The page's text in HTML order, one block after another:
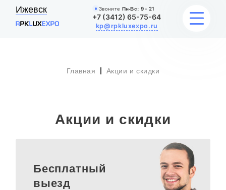
Ижевск Звоните Пн-Вс: 9 - 21
+7 (3412) 65-75-64
kp@rpkluxexpo.ru
О КОМПАНИИ
Главная Акции и скидки
Акции и скидки
Бесплатный
выезд